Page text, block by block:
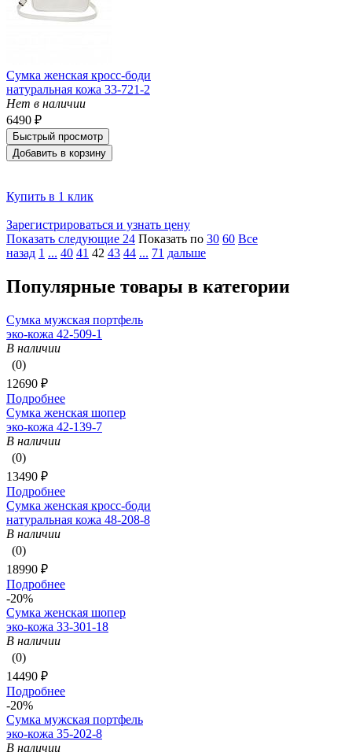
Сумка женская кросс-боди
натуральная кожа 33-721-2
Нет в наличии
6490 ₽
Быстрый просмотр
Добавить в корзину
Купить в 1 клик
Зарегистрироваться и узнать цену
Показать следующие 24 Показать по 30 60 Все
назад 1 ... 40 41 42 43 44 ... 71 дальше
Популярные товары в категории
Сумка мужская портфель
эко-кожа 42-509-1
В наличии
(0)
12690 ₽
Подробнее
Сумка женская шопер
эко-кожа 42-139-7
В наличии
(0)
13490 ₽
Подробнее
Сумка женская кросс-боди
натуральная кожа 48-208-8
В наличии
(0)
18990 ₽
Подробнее
-20%
Сумка женская шопер
эко-кожа 33-301-18
В наличии
(0)
14490 ₽
Подробнее
-20%
Сумка мужская портфель
эко-кожа 35-202-8
В наличии